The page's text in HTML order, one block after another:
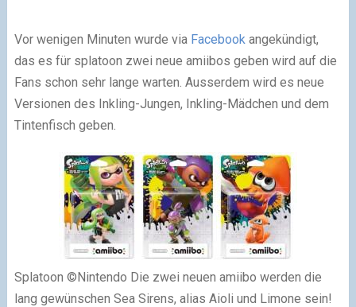
Vor wenigen Minuten wurde via Facebookangekündigt,
das es für splatoon zwei neue amiibos geben wird auf die
Fans schon sehr lange warten. Ausserdem wird es neue
Versionen des Inkling-Jungen, Inkling-Mädchen und dem
Tintenfisch geben.
Splatoon ©Nintendo Die zwei neuen amiibo werden die
lang gewünschen Sea Sirens, alias Aioli und Limone sein!